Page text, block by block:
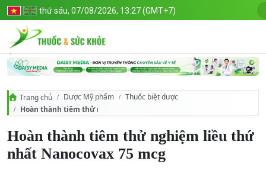
thứ sáu, 07/08/2026, 13:27 (GMT+7)
Trang chủ Dược Mỹ phẩm
Thuốc biệt dược
Hoàn thành tiêm thử nghiệm liều thứ nhất Nanocovax 75 mcg
Hoàn thành tiêm thử nghiệm liều thứ
nhất Nanocovax 75 mcg